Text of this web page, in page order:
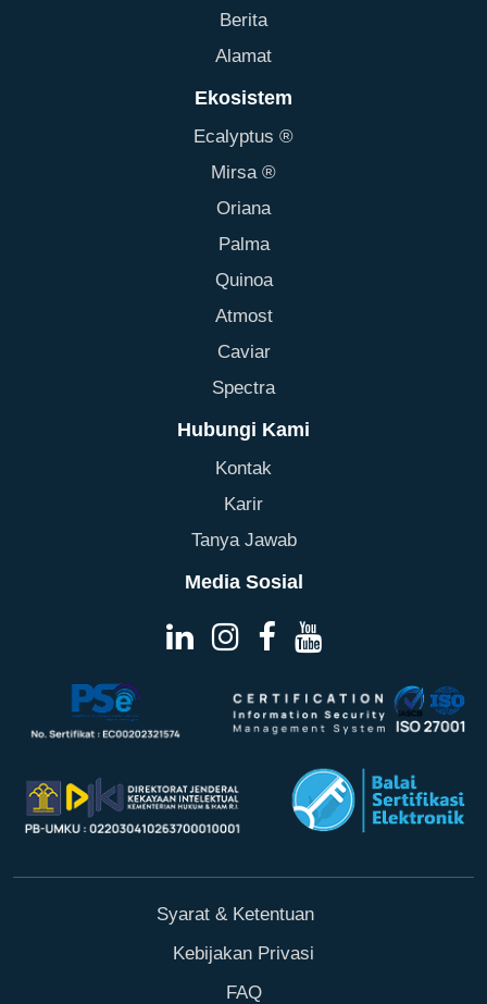
Berita
Alamat
Ekosistem
Ecalyptus ®
Mirsa ®
Oriana
Palma
Quinoa
Atmost
Caviar
Spectra
Hubungi Kami
Kontak
Karir
Tanya Jawab
Media Sosial
Syarat & Ketentuan
Kebijakan Privasi
FAQ